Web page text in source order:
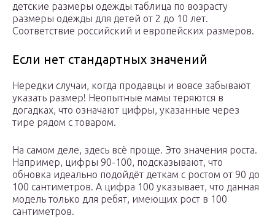
детские размеры одежды таблица по возрасту
размеры одежды для детей от 2 до 10 лет.
Соответствие российский и европейских размеров.
Если нет стандартных значений
Нередки случаи, когда продавцы и вовсе забывают
указать размер! Неопытные мамы теряются в
догадках, что означают цифры, указанные через
тире рядом с товаром.
На самом деле, здесь всё проще. Это значения роста.
Например, цифры 90-100, подсказывают, что
обновка идеально подойдёт деткам с ростом от 90 до
100 сантиметров. А цифра 100 указывает, что данная
модель только для ребят, имеющих рост в 100
сантиметров.